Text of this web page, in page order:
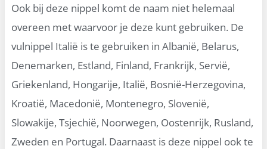
Ook bij deze nippel komt de naam niet helemaal
overeen met waarvoor je deze kunt gebruiken. De
vulnippel Italië is te gebruiken in Albanië, Belarus,
Denemarken, Estland, Finland, Frankrijk, Servië,
Griekenland, Hongarije, Italië, Bosnië-Herzegovina,
Kroatië, Macedonië, Montenegro, Slovenië,
Slowakije, Tsjechië, Noorwegen, Oostenrijk, Rusland,
Zweden en Portugal. Daarnaast is deze nippel ook te